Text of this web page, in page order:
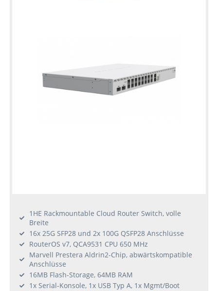
1HE Rackmountable Cloud Router Switch, volle
Breite
16x 25G SFP28 und 2x 100G QSFP28 Anschlüsse
RouterOS v7, QCA9531 CPU 650 MHz
Marvell Prestera Aldrin2-Chip, abwärtskompatible
Anschlüsse
16MB Flash-Storage, 64MB RAM
1x Serial-Konsole, 1x USB Typ A, 1x Mgmt/Boot